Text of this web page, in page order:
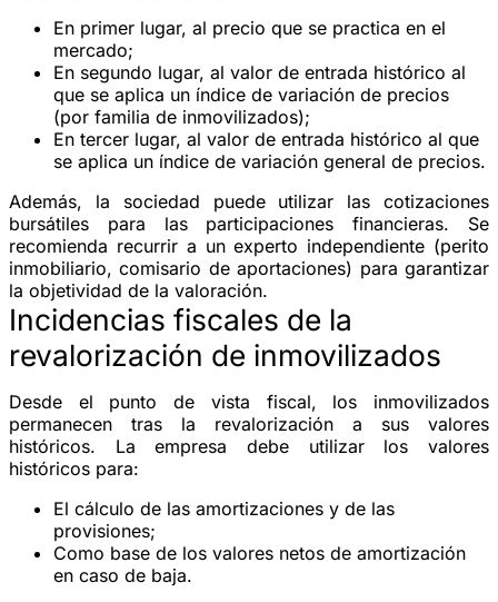
En primer lugar, al precio que se practica en el
mercado;
En segundo lugar, al valor de entrada histórico al
que se aplica un índice de variación de precios
(por familia de inmovilizados);
En tercer lugar, al valor de entrada histórico al que
se aplica un índice de variación general de precios.
Además, la sociedad puede utilizar las cotizaciones
bursátiles para las participaciones financieras. Se
recomienda recurrir a un experto independiente (perito
inmobiliario, comisario de aportaciones) para garantizar
la objetividad de la valoración.
Incidencias fiscales de la
revalorización de inmovilizados
Desde el punto de vista fiscal, los inmovilizados
permanecen tras la revalorización a sus valores
históricos. La empresa debe utilizar los valores
históricos para:
El cálculo de las amortizaciones y de las
provisiones;
Como base de los valores netos de amortización
en caso de baja.